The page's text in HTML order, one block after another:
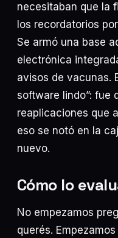
necesitaban que la
los recordatorios
Se armó una base
electrónica
avisos de vacunas.
software lindo”: fue
reaplicaciones que
eso se notó en la
nuevo.
Cómo lo
No empezamos
querés.